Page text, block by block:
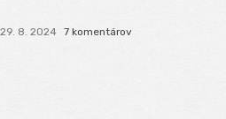
29. 8. 2024 7 komentárov